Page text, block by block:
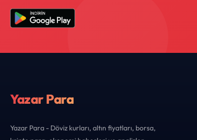
Yazar Para
Yazar Para - Döviz kurları, altın fiyatları, borsa,